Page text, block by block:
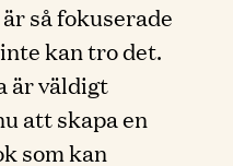
så fokuserade
kan tro det.
är väldigt
att skapa en
som kan